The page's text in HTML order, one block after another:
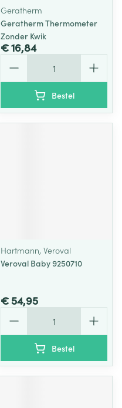
Geratherm
Geratherm Thermometer
Zonder Kwik
€ 16,84
Bestel
Hartmann, Veroval
Veroval Baby 9250710
€ 54,95
Bestel